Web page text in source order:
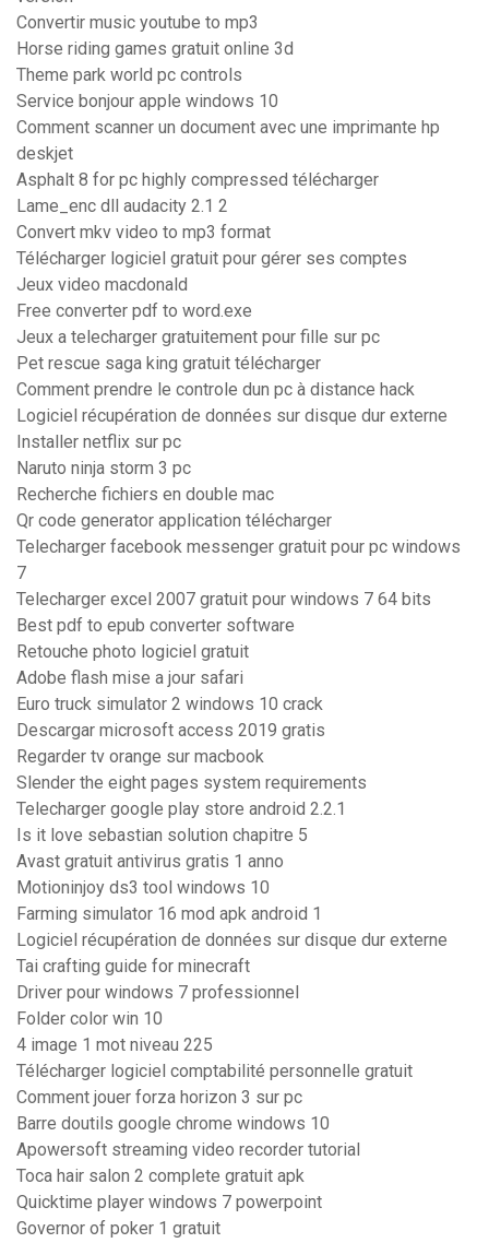
Convertir music youtube to mp3
Horse riding games gratuit online 3d
Theme park world pc controls
Service bonjour apple windows 10
Comment scanner un document avec une imprimante hp
deskjet
Asphalt 8 for pc highly compressed télécharger
Lame_enc dll audacity 2.1 2
Convert mkv video to mp3 format
Télécharger logiciel gratuit pour gérer ses comptes
Jeux video macdonald
Free converter pdf to word.exe
Jeux a telecharger gratuitement pour fille sur pc
Pet rescue saga king gratuit télécharger
Comment prendre le controle dun pc à distance hack
Logiciel récupération de données sur disque dur externe
Installer netflix sur pc
Naruto ninja storm 3 pc
Recherche fichiers en double mac
Qr code generator application télécharger
Telecharger facebook messenger gratuit pour pc windows
7
Telecharger excel 2007 gratuit pour windows 7 64 bits
Best pdf to epub converter software
Retouche photo logiciel gratuit
Adobe flash mise a jour safari
Euro truck simulator 2 windows 10 crack
Descargar microsoft access 2019 gratis
Regarder tv orange sur macbook
Slender the eight pages system requirements
Telecharger google play store android 2.2.1
Is it love sebastian solution chapitre 5
Avast gratuit antivirus gratis 1 anno
Motioninjoy ds3 tool windows 10
Farming simulator 16 mod apk android 1
Logiciel récupération de données sur disque dur externe
Tai crafting guide for minecraft
Driver pour windows 7 professionnel
Folder color win 10
4 image 1 mot niveau 225
Télécharger logiciel comptabilité personnelle gratuit
Comment jouer forza horizon 3 sur pc
Barre doutils google chrome windows 10
Apowersoft streaming video recorder tutorial
Toca hair salon 2 complete gratuit apk
Quicktime player windows 7 powerpoint
Governor of poker 1 gratuit